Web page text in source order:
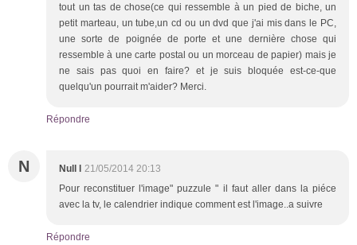
tout un tas de chose(ce qui ressemble à un pied de biche, un
petit marteau, un tube,un cd ou un dvd que j'ai mis dans le PC,
une sorte de poignée de porte et une dernière chose qui
ressemble à une carte postal ou un morceau de papier) mais je
ne sais pas quoi en faire? et je suis bloquée est-ce-que
quelqu'un pourrait m'aider? Merci.
Répondre
N Null l 21/05/2014 20:13
Pour reconstituer l'image" puzzule " il faut aller dans la piéce
avec la tv, le calendrier indique comment est l'image..a suivre
Répondre